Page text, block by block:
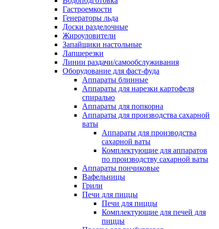
Гастроемкости
Генераторы льда
Доски разделочные
Жироуловители
Запайщики настольные
Лапшерезки
Линии раздачи/самообслуживания
Оборудование для фаст-фуда
Аппараты блинные
Аппараты для нарезки картофеля
спиралью
Аппараты для попкорна
Аппараты для производства сахарной
ваты
Аппараты для производства
сахарной ваты
Комплектующие для аппаратов
по производству сахарной ваты
Аппараты пончиковые
Вафельницы
Грили
Печи для пиццы
Печи для пиццы
Комплектующие для печей для
пиццы